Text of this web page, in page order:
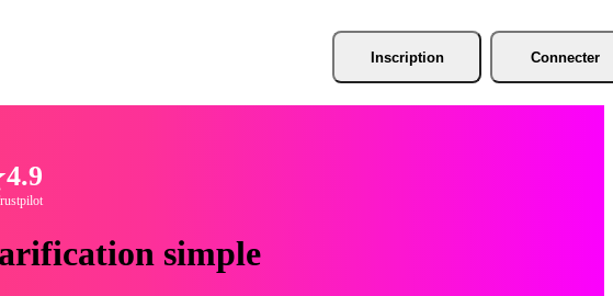
Inscription Connecter
4.9
simple